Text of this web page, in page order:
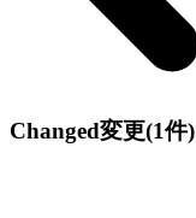
Changed変更(1件)